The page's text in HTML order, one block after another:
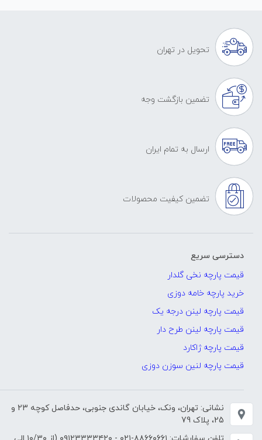
تحویل در تهران
تضمین بازگشت وجه
ارسال به تمام ایران
تضمین کیفیت محصولات
دسترسی سریع
قیمت پارچه نخی گلدار
خرید پارچه خامه دوزی
قیمت پارچه لینن درجه یک
قیمت پارچه لینن طرح دار
قیمت پارچه ژاکارد
قیمت پارچه لنین سوزن دوزی
نشانی: تهران، ونک، خیابان گاندی جنوبی، حدفاصل کوچه 23 و
25، پلاک 79